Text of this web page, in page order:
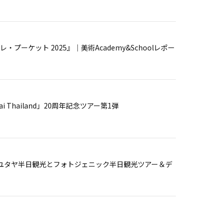
・プーケット 2025』｜美術Academy&Schoolレポー
Thailand」20周年記念ツアー第1弾
タヤ半日観光とフォトジェニック半日観光ツアー＆デ